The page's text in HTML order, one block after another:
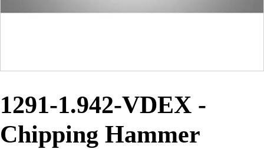
1291-1.942-VDEX -
Chipping Hammer